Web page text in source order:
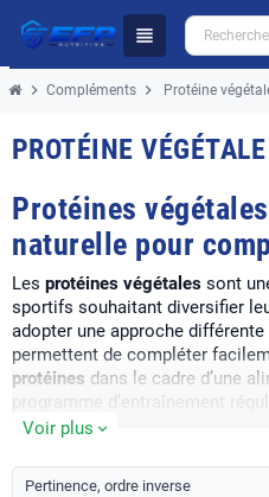
view_headline
chevron_right Compléments chevron_right Protéine
PROTÉINE VÉGÉTALE
Protéines
naturelle pour
Les protéines végétales sont
sportifs souhaitant diversifier
adopter une approche différente
permettent de compléter
protéines dans le cadre d’une
programme d’entraînement
Chez EFP Nutrition
protéinés végétauxadaptés aux
fitness et aux personnes
Voir plus expand_more
Pertinence, ordre inverse